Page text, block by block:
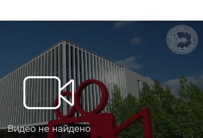
Видео не найдено